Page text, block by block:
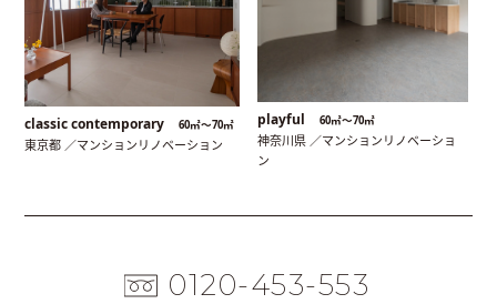
classic contemporary 60㎡〜70㎡
東京都 ／マンションリノベーション
playful 60㎡〜70㎡
神奈川県 ／マンションリノベーショ
ン
0120-453-553